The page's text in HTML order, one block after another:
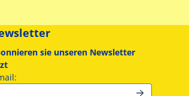
sie unseren Newsletter
Geben Sie Ihre E-Mail-Adresse für den